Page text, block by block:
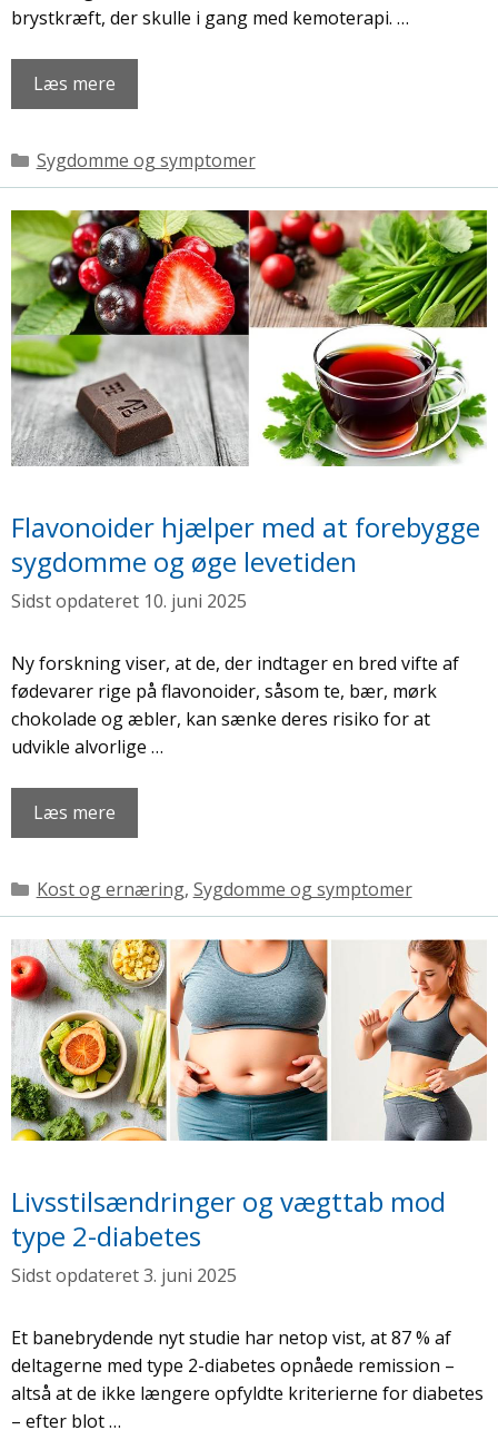
brystkræft, der skulle i gang med kemoterapi. …
Læs mere
Kategorier
Sygdomme og symptomer
Flavonoider hjælper med at forebygge
sygdomme og øge levetiden
10. juni 2025
Ny forskning viser, at de, der indtager en bred vifte af
fødevarer rige på flavonoider, såsom te, bær, mørk
chokolade og æbler, kan sænke deres risiko for at
udvikle alvorlige …
Læs mere
Kategorier
Kost og ernæring, Sygdomme og symptomer
Livsstilsændringer og vægttab mod
type 2-diabetes
3. juni 2025
Et banebrydende nyt studie har netop vist, at 87 % af
deltagerne med type 2-diabetes opnåede remission –
altså at de ikke længere opfyldte kriterierne for diabetes
– efter blot …